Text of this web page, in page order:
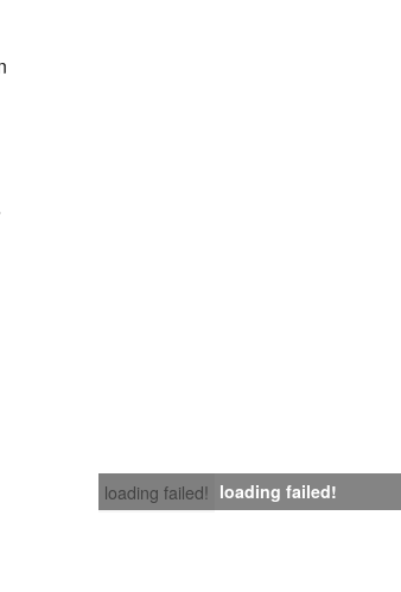
loading failed! loading failed!